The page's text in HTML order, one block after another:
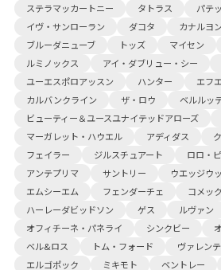
ステラマッカートニー
タトラス
パテ
イヴ・サンローラン
ダコタ
カナルヨ
ブルーダニューブ
トッズ マイセン
ルミノックス
アイ・ダブリュー・シー
ユーエスポロアッスン
ハンター
エフ
カルバンクライン
ザ・ロウ
ベルルッ
ビューティー＆ユースユナイテッドアローズ
マーガレット・ハウエル
アディダス
フェイラー
ジルスチュアート ロロ・
アンテプリマ
サントリー ウエッジウ
エムシーエム
フェンダーチェ
コメッ
ハーレーダビッドソン
ゲス
ルヴァン
オフィチーネ・パネライ
シンクビー
ベル&ロス
トム・フォード ヴァレン
エルゴポック
ミキモト ベントレー